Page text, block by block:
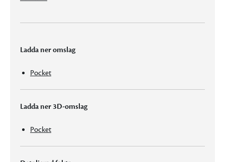
Ladda ner omslag
Pocket
Ladda ner 3D-omslag
Pocket